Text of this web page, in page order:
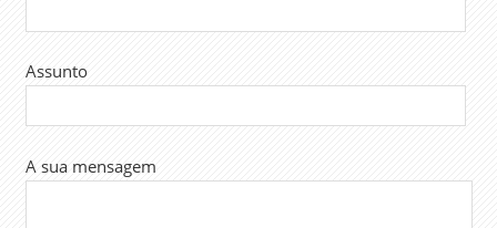
Assunto
A sua mensagem